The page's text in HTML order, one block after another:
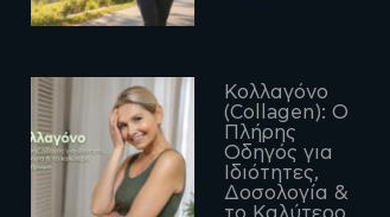
Κολλαγόνο
(Collagen): Ο
Πλήρης
Οδηγός για
Ιδιότητες,
Δοσολογία &